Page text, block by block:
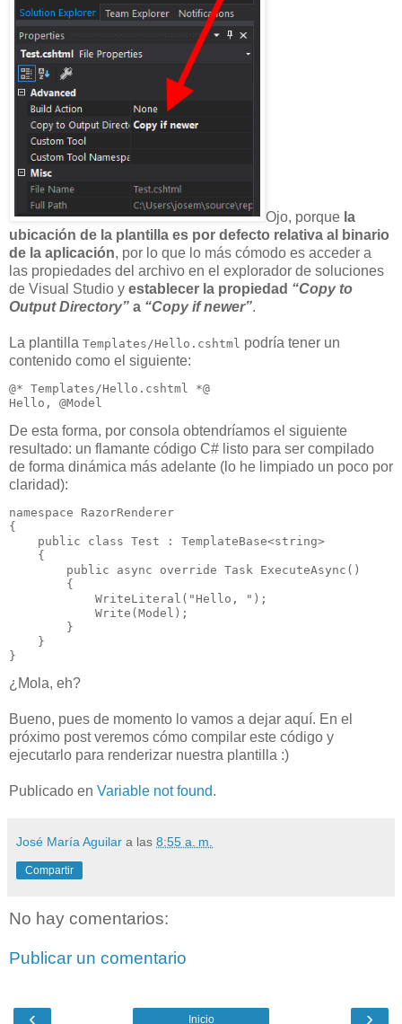
Ojo, porque la
ubicación de la plantilla es por defecto relativa al binario
de la aplicación, por lo que lo más cómodo es acceder a
las propiedades del archivo en el explorador de soluciones
de Visual Studio y establecer la propiedad “Copy to
Output Directory” a “Copy if newer”.
La plantilla Templates/Hello.cshtml podría tener un
contenido como el siguiente:
@* Templates/Hello.cshtml *@
Hello, @Model
De esta forma, por consola obtendríamos el siguiente
resultado: un flamante código C# listo para ser compilado
de forma dinámica más adelante (lo he limpiado un poco por
claridad):
namespace RazorRenderer
{
public
class Test : TemplateBase<string>
    {
public
async override Task ExecuteAsync ()
        {
            WriteLiteral(
"Hello, " );
            Write(Model);
        }
    }
}
¿Mola, eh?
Bueno, pues de momento lo vamos a dejar aquí. En el
próximo post veremos cómo compilar este código y
ejecutarlo para renderizar nuestra plantilla :)
Publicado en Variable not found.
José María Aguilar a las 8:55 a. m.
Compartir
No hay comentarios:
Publicar un comentario
‹ ›
Inicio